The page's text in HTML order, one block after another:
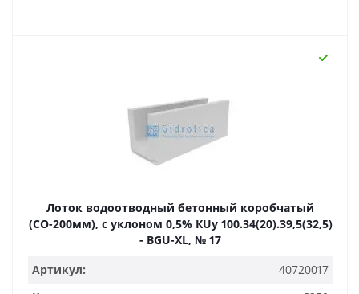
Лоток водоотводный бетонный коробчатый
(СО-200мм), с уклоном 0,5% КUу 100.34(20).39,5(32,5)
- BGU-XL, № 17
Артикул:
40720017